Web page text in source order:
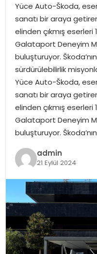
EĞITIM
SPOR
EKONOMI
MAGAZIN
DÜNYA
OTOMOBIL
Yüce Auto-Škoda,
sanatı bir araya
elinden çıkmış
Galataport Deneyim
buluşturuyor.
sürdürülebilirlik
Yüce Auto-Škoda,
sanatı bir araya
elinden çıkmış
Galataport Deneyim
buluşturuyor.
admin
21 Eylül 2024